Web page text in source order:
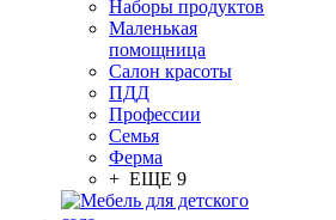
Наборы продуктов
Маленькая
помощница
Салон красоты
ПДД
Профессии
Семья
Ферма
+ ЕЩЕ 9